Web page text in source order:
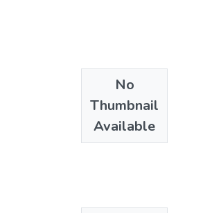
No
Thumbnail
Available